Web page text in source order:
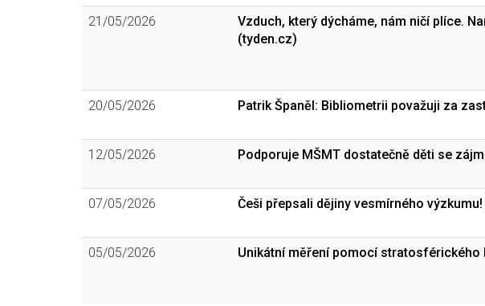
21/05/2026
Vzduch, který dýcháme, nám ničí plíce.
(tyden.cz)
20/05/2026 Patrik Španěl: Bibliometrii považuji za
12/05/2026 Podporuje MŠMT dostatečně děti se
07/05/2026 Češi přepsali dějiny vesmírného
05/05/2026 Unikátní měření pomocí stratosférického